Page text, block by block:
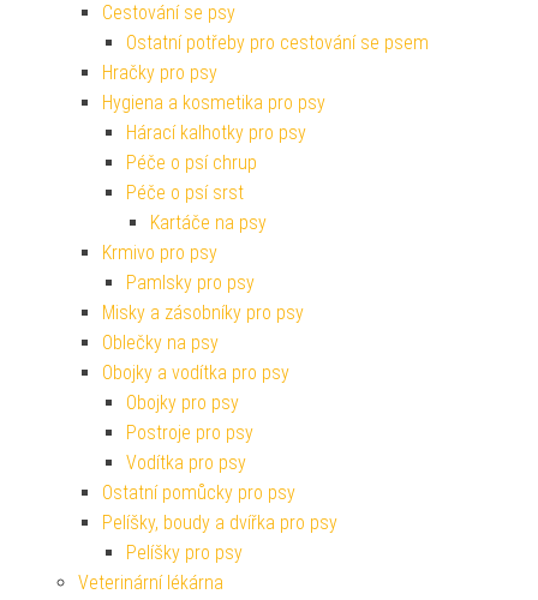
Cestování se psy
Ostatní potřeby pro cestování se psem
Hračky pro psy
Hygiena a kosmetika pro psy
Hárací kalhotky pro psy
Péče o psí chrup
Péče o psí srst
Kartáče na psy
Krmivo pro psy
Pamlsky pro psy
Misky a zásobníky pro psy
Oblečky na psy
Obojky a vodítka pro psy
Obojky pro psy
Postroje pro psy
Vodítka pro psy
Ostatní pomůcky pro psy
Pelíšky, boudy a dvířka pro psy
Pelíšky pro psy
Veterinární lékárna